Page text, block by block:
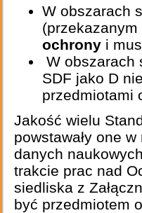
W obszarach
ochrony i
W obszarach
SDF jako D
przedmiotami
Jakość wielu
powstawały one
danych
trakcie prac nad
siedliska z
być przedmiotem